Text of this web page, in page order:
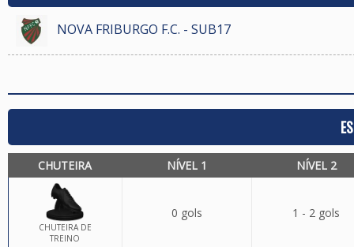
NOVA FRIBURGO F.C. - SUB17
CHUTEIRA NÍVEL 1 NÍVEL 2
CHUTEIRA DE
TREINO
0 gols 1 - 2 gols